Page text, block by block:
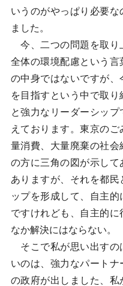
いうのがやっぱり必要
ました。
今、二つの問題を取り
全体の環境配慮という言
の中身ではないですが
を目指すという中で取
と強力なリーダーシッ
えております。東京の
量消費、大量廃棄の社
の方に三角の図が示し
ありますが、それを都
ップを形成して、自主
ですけれども、自主的
なか解決にはならない。
そこで私が思い出すの
いのは、強力なパート
の政府が出しました、